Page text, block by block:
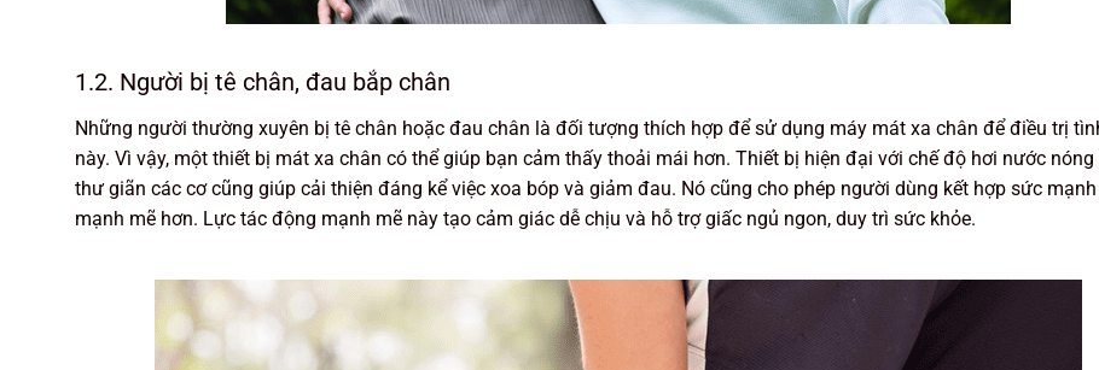
1.2. Người bị tê chân, đau bắp chân
Những người thường xuyên bị tê chân hoặc đau chân là đối tượng thích hợp để sử dụng máy mát xa chân để điều trị
này. Vì vậy, một thiết bị mát xa chân có thể giúp bạn cảm thấy thoải mái hơn. Thiết bị hiện đại với chế độ hơi nước
thư giãn các cơ cũng giúp cải thiện đáng kể việc xoa bóp và giảm đau. Nó cũng cho phép người dùng kết hợp sức
mạnh mẽ hơn. Lực tác động mạnh mẽ này tạo cảm giác dễ chịu và hỗ trợ giấc ngủ ngon, duy trì sức khỏe.